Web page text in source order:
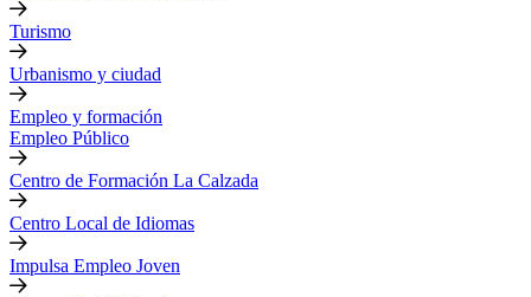
Turismo
Urbanismo y ciudad
Empleo y formación
Empleo Público
Centro de Formación La Calzada
Centro Local de Idiomas
Impulsa Empleo Joven